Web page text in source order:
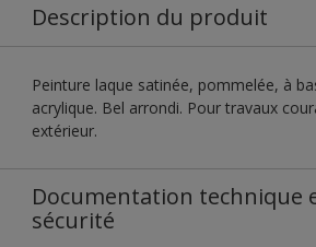
Description du produit
Peinture laque satinée, pommelée, à
acrylique. Bel arrondi. Pour travaux
extérieur.
Documentation technique
sécurité